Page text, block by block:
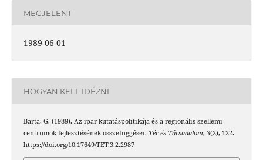
MEGJELENT
1989-06-01
HOGYAN KELL IDÉZNI
Barta, G. (1989). Az ipar kutatáspolitikája és a regionális szellemi
centrumok fejlesztésének összefüggései. Tér és Társadalom, 3(2), 122.
https://doi.org/10.17649/TET.3.2.2987